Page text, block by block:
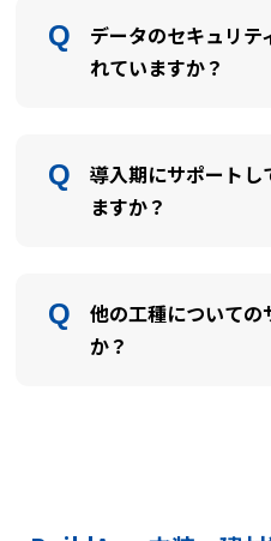
データのセキュリテ
れていますか？
導入期にサポートし
ますか？
他の工種について
か？